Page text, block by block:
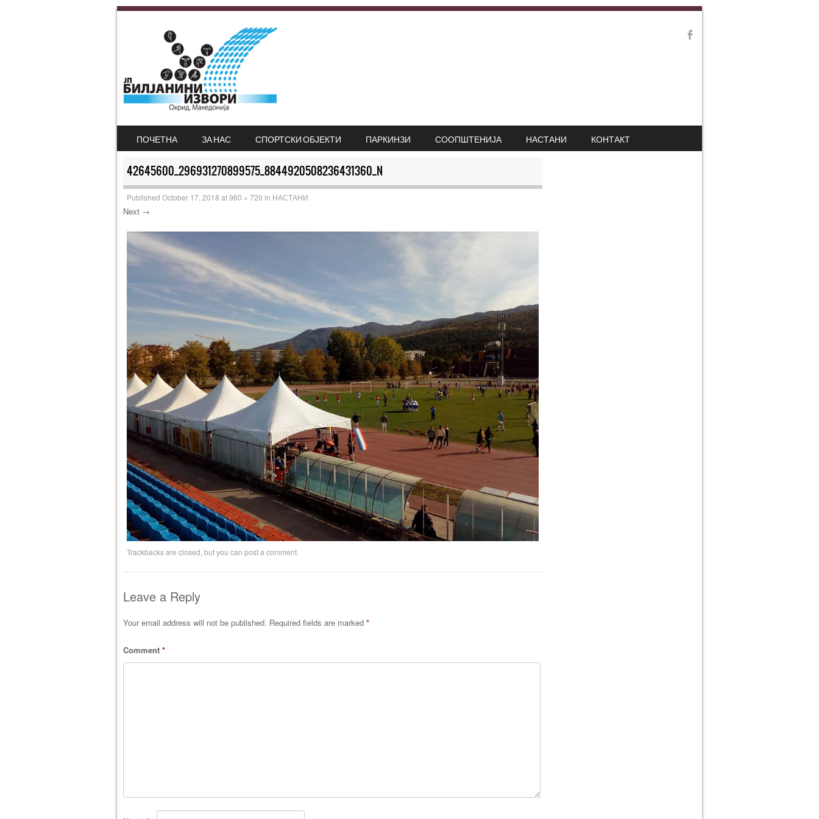
MENU
SKIP TO CONTENT
ПОЧЕТНА ЗА НАС СПОРТСКИ ОБЈЕКТИ ПАРКИНЗИ СООПШТЕНИЈА НАСТАНИ КОНТАКТ
42645600_296931270899575_8844920508236431360_N
Published October 17, 2018 at960 × 720 in НАСТАНИ
Next →
Trackbacks are closed, but you can post a comment.
Leave a Reply
Your email address will not be published. Required fields are marked *
Comment *